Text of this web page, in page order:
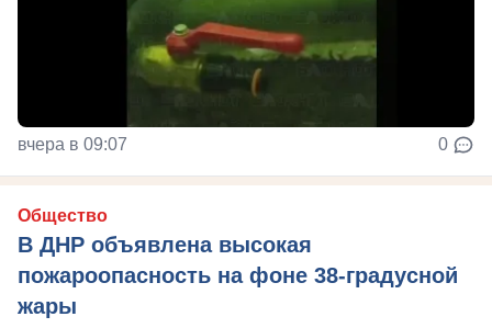
вчера в 09:07 0
Общество
В ДНР объявлена высокая
пожароопасность на фоне 38-градусной
жары